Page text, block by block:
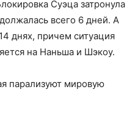
Суэца затронула
всего 6 дней. А
днях, причем ситуация
на Наньша и Шэкоу.